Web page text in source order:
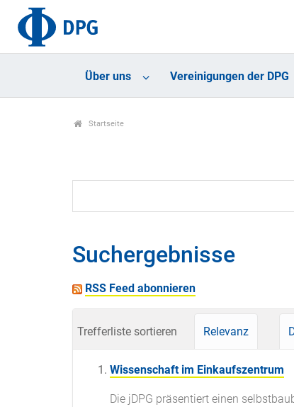
Über uns Vereinigungen der DPG
Startseite
Suchergebnisse
RSS Feed abonnieren
Trefferliste sortieren Relevanz
Wissenschaft im Einkaufszentrum
Die jDPG präsentiert einen